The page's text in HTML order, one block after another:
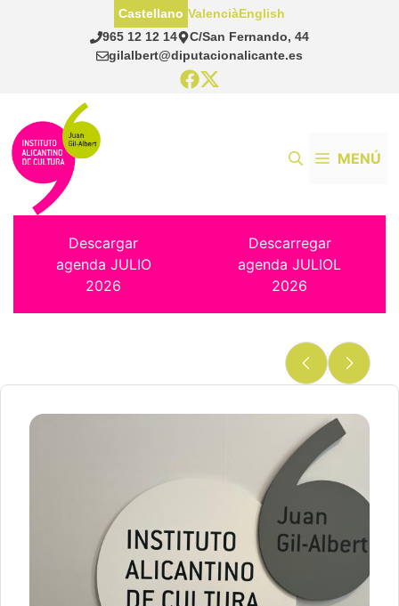
965 12 12 14
C/San Fernando, 44
gilalbert@diputacionalicante.es
Castellano ValenciàEnglish
MENÚ
Descargar
agenda JULIO
2026
Descarregar
agenda JULIOL
2026